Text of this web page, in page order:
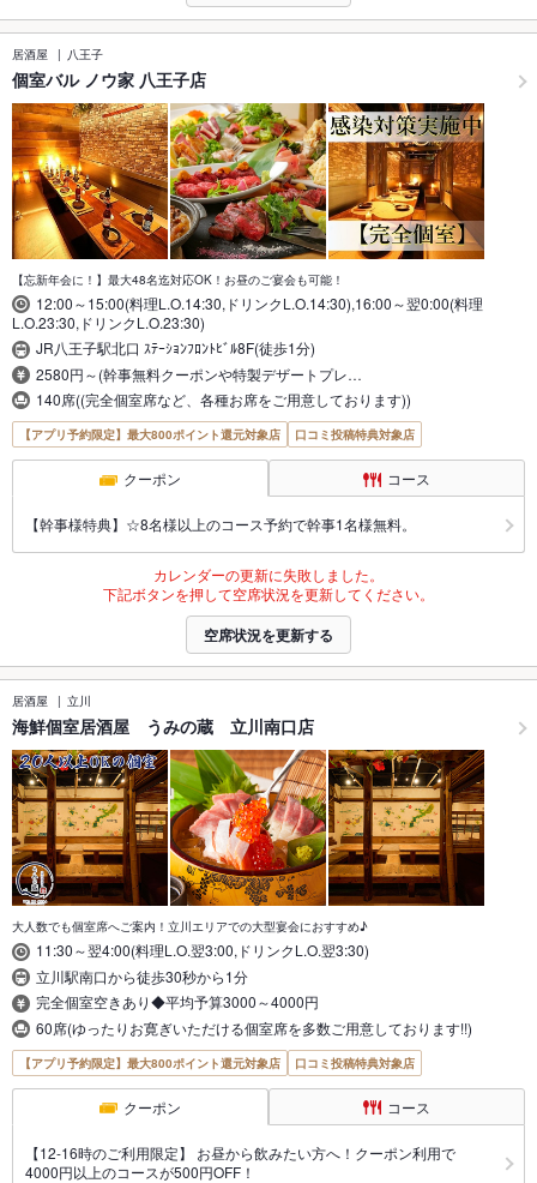
居酒屋 八王子
個室バル ノウ家 八王子店
【忘新年会に！】最大48名迄対応OK！お昼のご宴会も可能！
12:00～15:00(料理L.O.14:30,ドリンクL.O.14:30),16:00～翌0:00(料理
L.O.23:30,ドリンクL.O.23:30)
JR八王子駅北口 ｽﾃｰｼｮﾝﾌﾛﾝﾄﾋﾞﾙ8F(徒歩1分)
2580円～(幹事無料クーポンや特製デザートプレ…
140席((完全個室席など、各種お席をご用意しております))
【アプリ予約限定】最大800ポイント還元対象店 口コミ投稿特典対象店
クーポン コース
【幹事様特典】☆8名様以上のコース予約で幹事1名様無料。
カレンダーの更新に失敗しました。
下記ボタンを押して空席状況を更新してください。
空席状況を更新する
居酒屋 立川
海鮮個室居酒屋 うみの蔵 立川南口店
大人数でも個室席へご案内！立川エリアでの大型宴会におすすめ♪
11:30～翌4:00(料理L.O.翌3:00,ドリンクL.O.翌3:30)
立川駅南口から徒歩30秒から1分
完全個室空きあり◆平均予算3000～4000円
60席(ゆったりお寛ぎいただける個室席を多数ご用意しております!!)
【アプリ予約限定】最大800ポイント還元対象店 口コミ投稿特典対象店
クーポン コース
【12-16時のご利用限定】 お昼から飲みたい方へ！クーポン利用で
4000円以上のコースが500円OFF！